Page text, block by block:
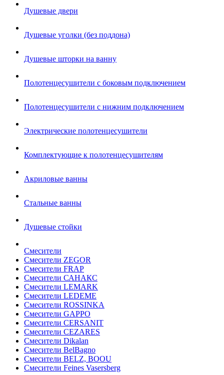
Душевые двери
Душевые уголки (без поддона)
Душевые шторки на ванну
Полотенцесушители с боковым подключением
Полотенцесушители с нижним подключением
Электрические полотенцесушители
Комплектующие к полотенцесушителям
Акриловые ванны
Стальные ванны
Душевые стойки
Смесители
Смесители ZEGOR
Смесители FRAP
Смесители САНАКС
Смесители LEMARK
Смесители LEDEME
Смесители ROSSINKA
Смесители GAPPO
Смесители CERSANIT
Смесители CEZARES
Смесители Dikalan
Смесители BelBagno
Смесители BELZ, BOOU
Смесители Feines Vasersberg